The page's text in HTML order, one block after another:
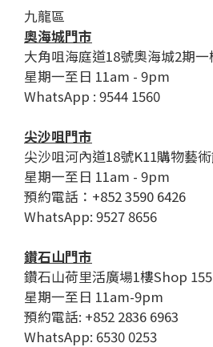
九龍區
奧海城門市
大角咀海庭道18號奧海城2期一
星期一至日 11am - 9pm
WhatsApp : 9544 1560
尖沙咀門市
尖沙咀河內道18號K11購物藝
星期一至日 11am - 9pm
預約電話：+852 3590 6426
WhatsApp: 9527 8656
鑽石山門市
鑽石山荷里活廣場1樓Shop 155
星期一至日 11am-9pm
預約電話: +852 2836 6963
WhatsApp: 6530 0253